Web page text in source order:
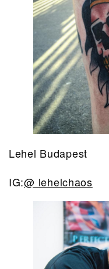
Lehel Budapest
IG:@ lehelchaos